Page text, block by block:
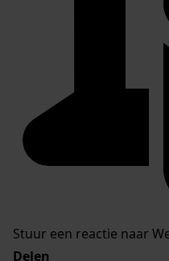
Stuur een reactie naar
Delen